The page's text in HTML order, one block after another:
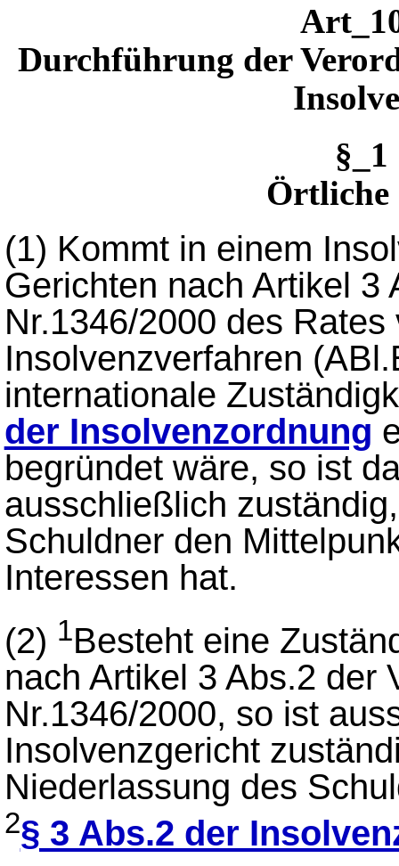
Durchführung der
Örtliche
(1) Kommt in einem
Gerichten nach Artikel 3
Nr.1346/2000 des
Insolvenzverfahren
internationale
der Insolvenzordnung
begründet wäre, so ist
ausschließlich
Schuldner den
Interessen hat.
(2) 1Besteht eine
nach Artikel 3 Abs.2 der
Nr.1346/2000, so ist
Insolvenzgericht
Niederlassung des
2§ 3 Abs.2 der